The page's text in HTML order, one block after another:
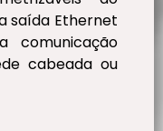
saída Ethernet
comunicação
cabeada ou